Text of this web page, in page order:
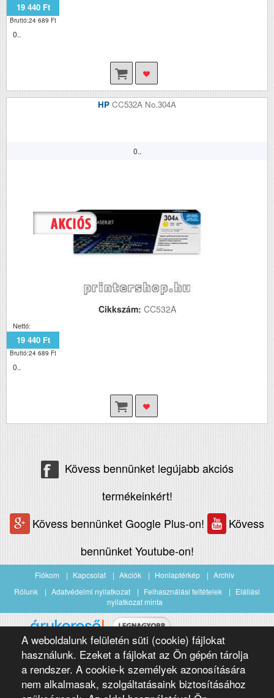
19 440 Ft
Bruttó:24 689 Ft
0..
HP CC532A No.304A
0..
Cikkszám: CC532A
Nettó:
19 440 Ft
Bruttó:24 689 Ft
0..
A weboldalunk felületén süti (cookie) fájlokat
használunk. Ezeket a fájlokat az Ön gépén tárolja
a rendszer. A cookie-k személyek azonosítására
nem alkalmasak, szolgáltatásaink biztosításához
Kövess bennünket legújabb akciós
termékeinkért!
Kövess bennünket Google Plus-on!
Kövess
bennünket Youtube-on!
Fiókom Kapcsolat Akciók Honlaptérkép
Archiv
Rólunk
Adatvédelmi nyilatkozat Felhasználási feltételek
Elállási
nyilatkozat minta